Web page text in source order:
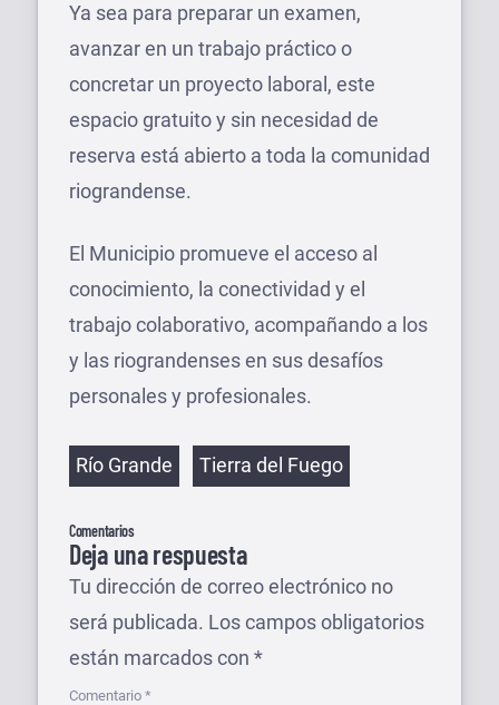
Ya sea para preparar un examen,
avanzar en un trabajo práctico o
concretar un proyecto laboral, este
espacio gratuito y sin necesidad de
reserva está abierto a toda la comunidad
riograndense.
El Municipio promueve el acceso al
conocimiento, la conectividad y el
trabajo colaborativo, acompañando a los
y las riograndenses en sus desafíos
personales y profesionales.
Etiquetas
Río Grande Tierra del Fuego
Comentarios
Deja una respuesta
Tu dirección de correo electrónico no
será publicada. Los campos obligatorios
están marcados con *
Comentario *